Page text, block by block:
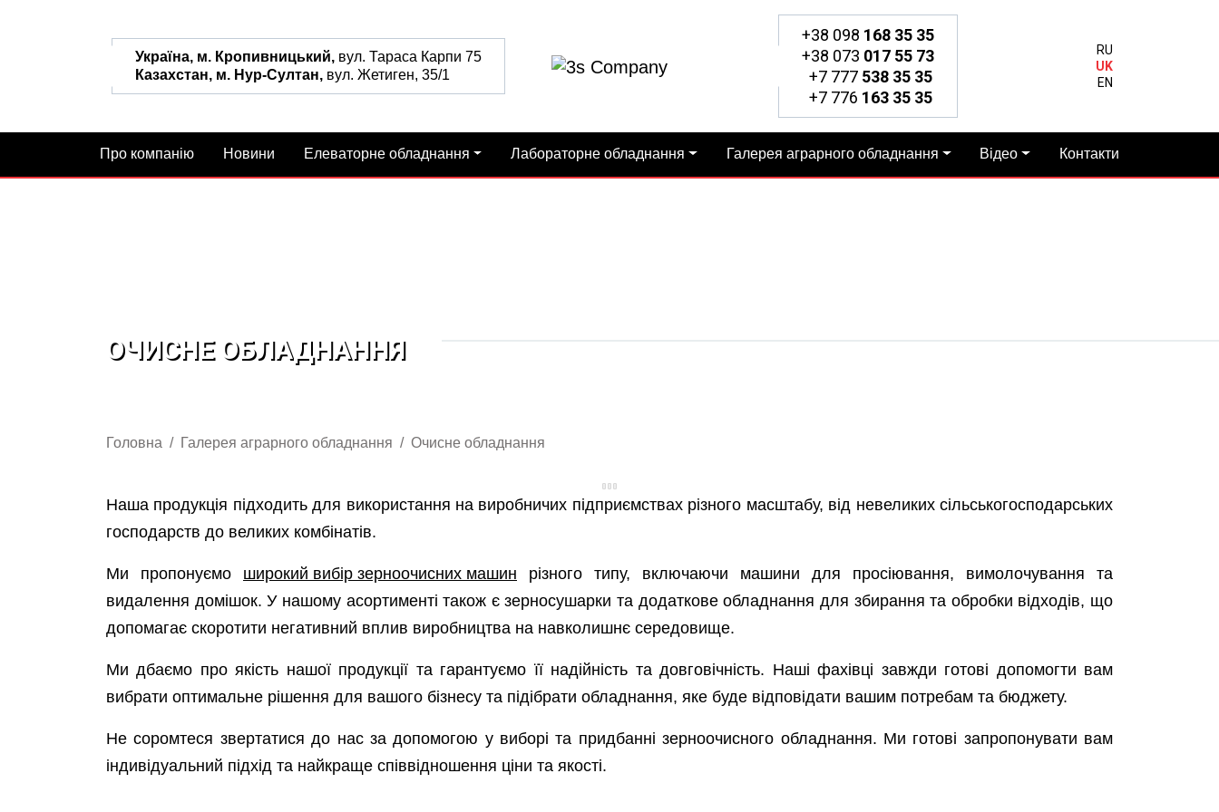
Україна, м. Кропивницький,вул. Тараса Карпи 75
Казахстан, м. Нур-Султан,вул. Жетиген, 35/1
+38 098 168 35 35
+38 073 017 55 73
+7 777 538 35 35
+7 776 163 35 35
RU
UK
EN
Про компанію Новини Елеваторне обладнання Лабораторне обладнання Галерея аграрного обладнання Відео Контакти
ОЧИСНЕ ОБЛАДНАННЯ
Головна Галерея аграрного обладнання Очисне обладнання
Наша продукція підходить для використання на виробничих підприємствах різного масштабу, від невеликих сільськогосподарських
господарств до великих комбінатів.
Ми пропонуємо широкий вибір зерноочисних машин різного типу, включаючи машини для просіювання, вимолочування та
видалення домішок. У нашому асортименті також є зерносушарки та додаткове обладнання для збирання та обробки відходів, що
допомагає скоротити негативний вплив виробництва на навколишнє середовище.
Ми дбаємо про якість нашої продукції та гарантуємо її надійність та довговічність. Наші фахівці завжди готові допомогти вам
вибрати оптимальне рішення для вашого бізнесу та підібрати обладнання, яке буде відповідати вашим потребам та бюджету.
Не соромтеся звертатися до нас за допомогою у виборі та придбанні зерноочисного обладнання. Ми готові запропонувати вам
індивідуальний підхід та найкраще співвідношення ціни та якості.